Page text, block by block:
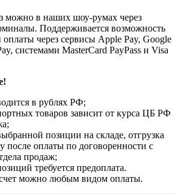
можно в наших шоу-румах через
Поддерживается возможность
оплаты через сервисы Apple Pay, Google
системами MasterCard PayPass и Visa
в рублях РФ;
товаров зависит от курса ЦБ РФ
позиции на складе, отгрузка
после оплаты по договоренности с
продаж;
требуется предоплата.
можно любым видом оплаты.